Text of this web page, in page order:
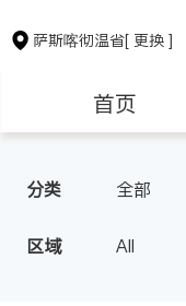
萨斯喀彻温省[ 更换 ]
首页
分类 全部
区域 All